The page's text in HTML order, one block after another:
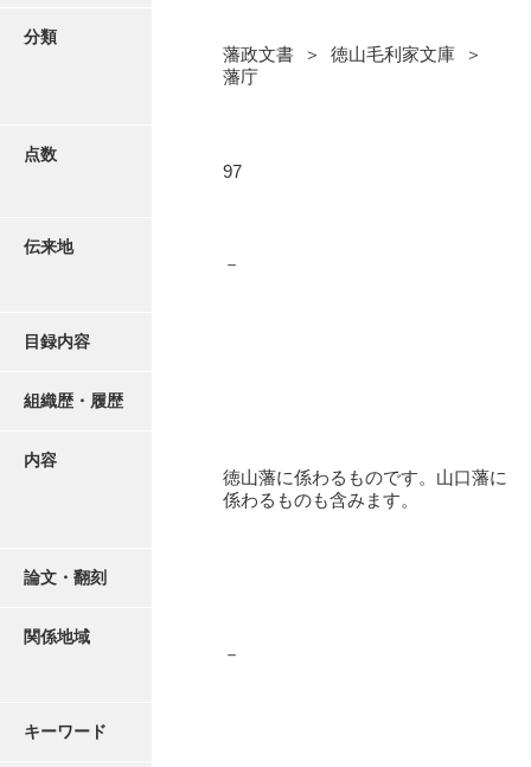
江府書簡録
御在所書簡録
分類
藩政文書 ＞ 徳山毛利家文庫 ＞
藩庁
点数
97
伝来地
－
目録内容
組織歴・履歴
内容
徳山藩に係わるものです。山口藩に
係わるものも含みます。
論文・翻刻
関係地域
－
キーワード